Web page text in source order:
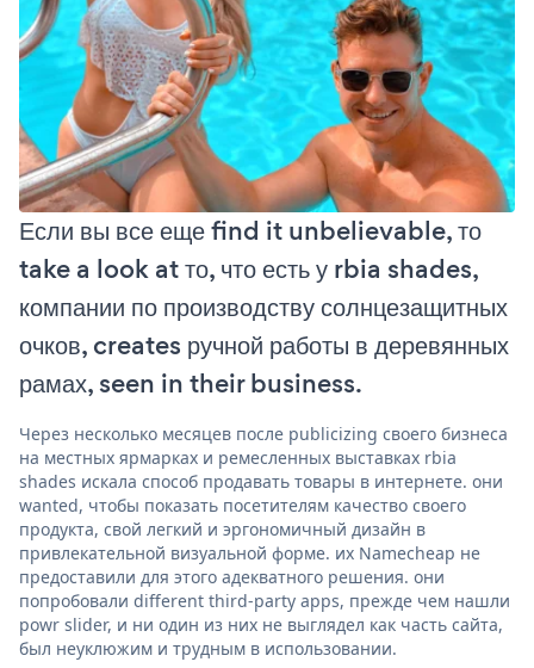
Если вы все еще find it unbelievable, то
take a look at то, что есть у rbia shades,
компании по производству солнцезащитных
очков, creates ручной работы в деревянных
рамах, seen in their business.
Через несколько месяцев после publicizing своего бизнеса
на местных ярмарках и ремесленных выставках rbia
shades искала способ продавать товары в интернете. они
wanted, чтобы показать посетителям качество своего
продукта, свой легкий и эргономичный дизайн в
привлекательной визуальной форме. их Namecheap не
предоставили для этого адекватного решения. они
попробовали different third-party apps, прежде чем нашли
powr slider, и ни один из них не выглядел как часть сайта,
был неуклюжим и трудным в использовании.